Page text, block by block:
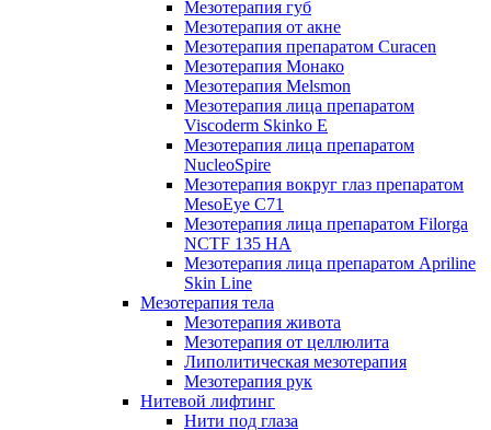
Мезотерапия губ
Мезотерапия от акне
Мезотерапия препаратом Curacen
Мезотерапия Монако
Мезотерапия Melsmon
Мезотерапия лица препаратом
Viscoderm Skinko E
Мезотерапия лица препаратом
NucleoSpire
Мезотерапия вокруг глаз препаратом
MesoEye С71
Мезотерапия лица препаратом Filorga
NCTF 135 HA
Мезотерапия лица препаратом Apriline
Skin Line
Мезотерапия тела
Мезотерапия живота
Мезотерапия от целлюлита
Липолитическая мезотерапия
Мезотерапия рук
Нитевой лифтинг
Нити под глаза